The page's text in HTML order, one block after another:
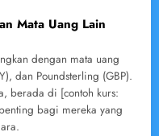
Mata Uang Lain
dengan mata uang
dan Poundsterling (GBP).
berada di [contoh kurs:
bagi mereka yang